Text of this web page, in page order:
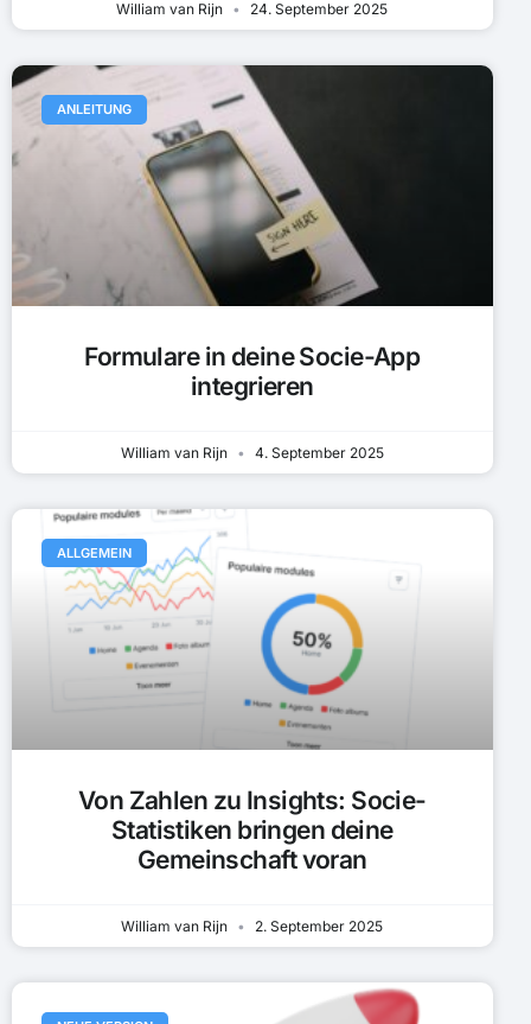
William van Rijn 24. September 2025
ANLEITUNG
Formulare in deine Socie-App
integrieren
William van Rijn 4. September 2025
ALLGEMEIN
Von Zahlen zu Insights: Socie-
Statistiken bringen deine
Gemeinschaft voran
William van Rijn 2. September 2025